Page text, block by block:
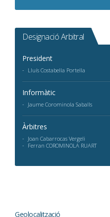
Designació Arbitral
President
Lluís Costabella Portella
Informàtic
Jaume Corominola Saballs
Àrbitres
Joan Cabarrocas Vergeli
Ferran COROMINOLA RUART
Geolocalització